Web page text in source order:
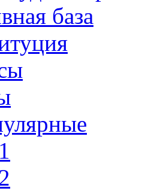
база